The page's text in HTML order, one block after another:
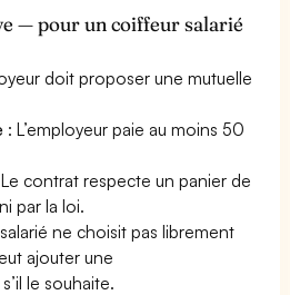
— pour un coiffeur salarié
doit proposer une mutuelle
: L’employeur paie au moins 50
contrat respecte un panier de
par la loi.
ne choisit pas librement
ajouter une
le souhaite.